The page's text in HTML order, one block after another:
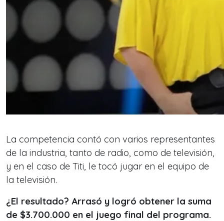
La competencia contó con varios representantes
de la industria, tanto de radio, como de televisión,
y en el caso de Titi, le tocó jugar en el equipo de
la televisión.
¿El resultado? Arrasó y logró obtener la suma
de $3.700.000 en el juego final del programa.